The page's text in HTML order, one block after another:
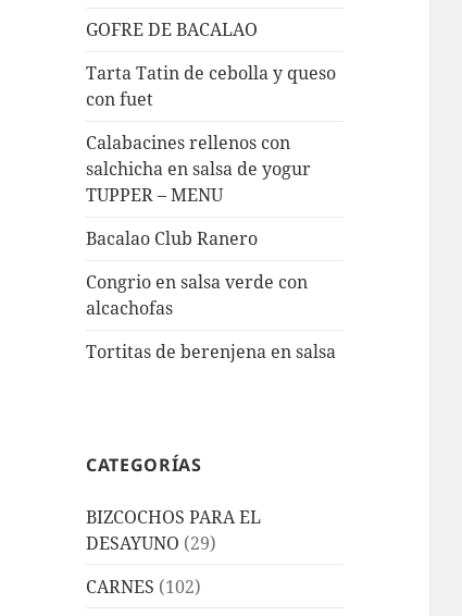
GOFRE DE BACALAO
Tarta Tatin de cebolla y queso
con fuet
Calabacines rellenos con
salchicha en salsa de yogur
TUPPER – MENU
Bacalao Club Ranero
Congrio en salsa verde con
alcachofas
Tortitas de berenjena en salsa
CATEGORÍAS
BIZCOCHOS PARA EL
DESAYUNO (29)
CARNES (102)